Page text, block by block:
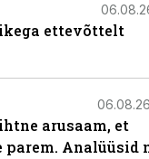
ettevõttelt
arusaam, et
Analüüsid